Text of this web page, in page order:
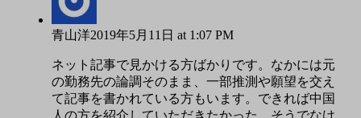
青山洋2019年5月11日 at 1:07 PM
ネット記事で見かける方ばかりです。なかには元
の勤務先の論調そのまま、一部推測や願望を交え
て記事を書かれている方もいます。できれば中国